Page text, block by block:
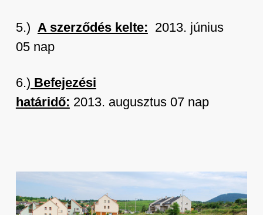
5.) A szerződés kelte: 2013. június
05 nap
6.) Befejezési
határidő: 2013. augusztus 07 nap